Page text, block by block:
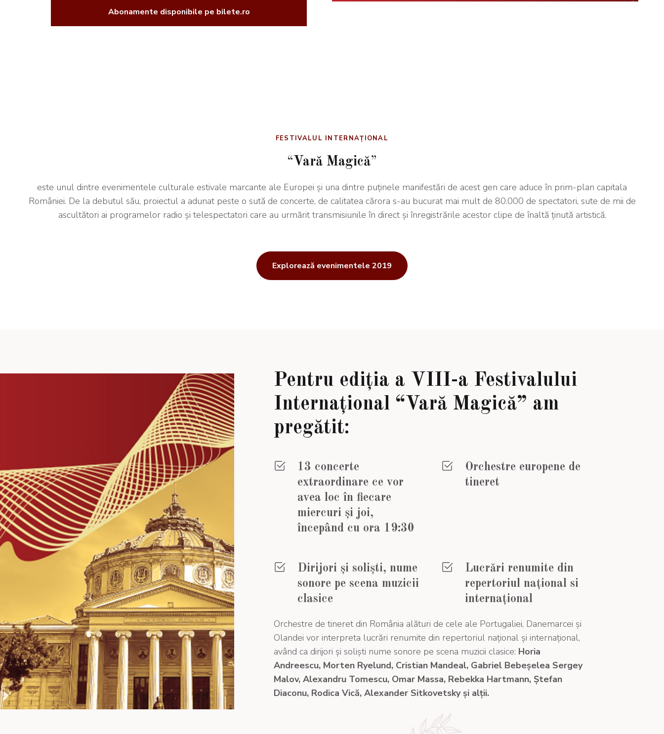
Abonamente disponibile pe bilete.ro
FESTIVALUL INTERNAȚIONAL
“ Vară Magică”
este unul dintre evenimentele culturale estivale marcante ale Europei și una dintre puținele manifestări de acest gen care aduce în prim-plan capitala
României. De la debutul său, proiectul a adunat peste o sută de concerte, de calitatea cărora s-au bucurat mai mult de 80.000 de spectatori, sute de mii de
ascultători ai programelor radio și telespectatori care au urmărit transmisiunile în direct și înregistrările acestor clipe de înaltă ținută artistică.
Explorează evenimentele 2019
Pentru ediția a VIII-a Festivalului
Internațional “Vară Magică” am
pregătit:
13 concerte
extraordinare ce vor
avea loc în fiecare
miercuri și joi,
începând cu ora 19:30
Orchestre europene de
tineret
Dirijori și soliști, nume
sonore pe scena muzicii
clasice
Lucrări renumite din
repertoriul național si
internațional
Orchestre de tineret din România alături de cele ale Portugaliei, Danemarcei și
Olandei vor interpreta lucrări renumite din repertoriul național și internațional,
având ca dirijori și soliști nume sonore pe scena muzicii clasice: Horia
Andreescu, Morten Ryelund, Cristian Mandeal, Gabriel Bebeșelea Sergey
Malov, Alexandru Tomescu, Omar Massa, Rebekka Hartmann, Ștefan
Diaconu, Rodica Vică, Alexander Sitkovetsky și alții.